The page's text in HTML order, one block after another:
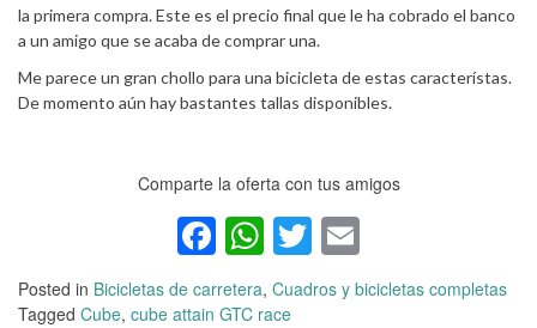
la primera compra. Este es el precio final que le ha cobrado el banco
a un amigo que se acaba de comprar una.
Me parece un gran chollo para una bicicleta de estas característas.
De momento aún hay bastantes tallas disponibles.
Comparte la oferta con tus amigos
Facebook
WhatsApp
Twitter
Posted in Bicicletas de carretera, Cuadros y bicicletas completas
Tagged Cube, cube attain GTC race